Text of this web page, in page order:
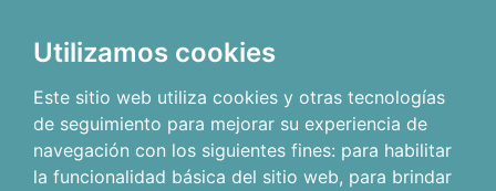
Utilizamos cookies
Este sitio web utiliza cookies y otras tecnologías
de seguimiento para mejorar su experiencia de
navegación con los siguientes fines: para habilitar
la funcionalidad básica del sitio web, para brindar